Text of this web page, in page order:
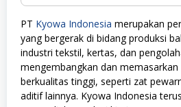
PT Kyowa Indonesia merupakan
yang bergerak di bidang produksi
industri tekstil, kertas, dan
mengembangkan dan
berkualitas tinggi, seperti zat
aditif lainnya. Kyowa Indonesia